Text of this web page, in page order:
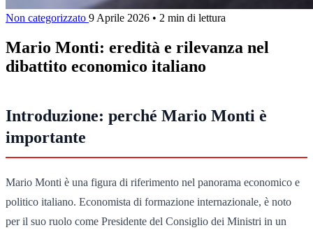
Non categorizzato 9 Aprile 2026 • 2 min di lettura
Mario Monti: eredità e rilevanza nel
dibattito economico italiano
Introduzione: perché Mario Monti è
importante
Mario Monti è una figura di riferimento nel panorama economico e
politico italiano. Economista di formazione internazionale, è noto
per il suo ruolo come Presidente del Consiglio dei Ministri in un